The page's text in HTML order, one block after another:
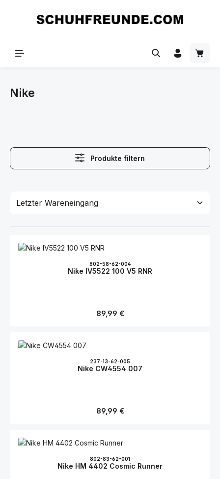
Nike
Produkte filtern
802-58-62-004
Nike IV5522 100 V5 RNR
Regulärer Preis:
89,99 €
237-13-62-005
Nike CW4554 007
Regulärer Preis:
89,99 €
802-83-62-001
Nike HM 4402 Cosmic Runner